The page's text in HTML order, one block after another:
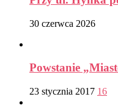
30 czerwca 2026
Powstanie
23 stycznia 2017 16